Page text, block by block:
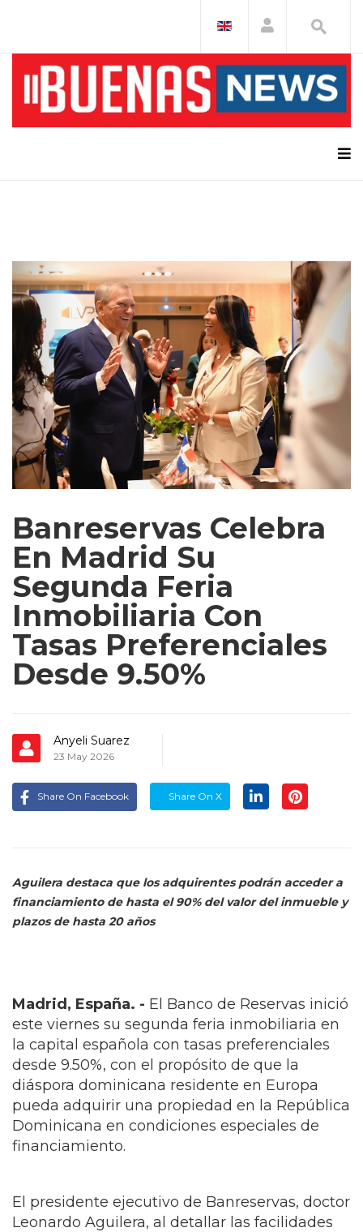
Banreservas Celebra
En Madrid Su
Segunda Feria
Inmobiliaria Con
Tasas Preferenciales
Desde 9.50%
Anyeli Suarez
23 May 2026
Share On Facebook Share On X
Aguilera destaca que los adquirentes podrán acceder a
financiamiento de hasta el 90% del valor del inmueble y
plazos de hasta 20 años
Madrid, España. - El Banco de Reservas inició
este viernes su segunda feria inmobiliaria en
la capital española con tasas preferenciales
desde 9.50%, con el propósito de que la
diáspora dominicana residente en Europa
pueda adquirir una propiedad en la República
Dominicana en condiciones especiales de
financiamiento.
El presidente ejecutivo de Banreservas, doctor
Leonardo Aguilera, al detallar las facilidades